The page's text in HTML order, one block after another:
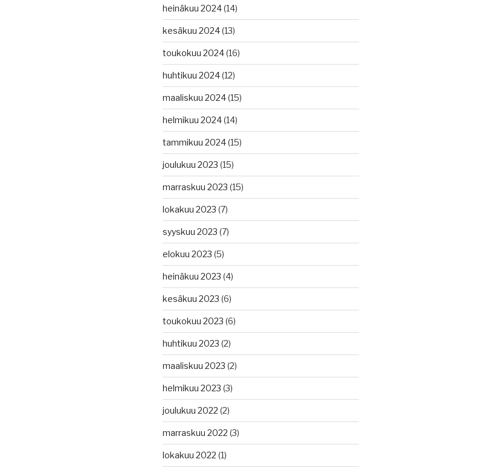
heinäkuu 2024(14)
kesäkuu 2024(13)
toukokuu 2024(16)
huhtikuu 2024(12)
maaliskuu 2024(15)
helmikuu 2024(14)
tammikuu 2024(15)
joulukuu 2023 (15)
marraskuu 2023 (15)
lokakuu 2023 (7)
syyskuu 2023 (7)
elokuu 2023 (5)
heinäkuu 2023 (4)
kesäkuu 2023 (6)
toukokuu 2023 (6)
huhtikuu 2023 (2)
maaliskuu 2023 (2)
helmikuu 2023 (3)
joulukuu 2022 (2)
marraskuu 2022 (3)
lokakuu 2022 (1)